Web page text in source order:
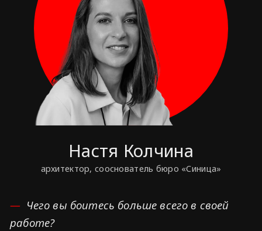
Настя Колчина
архитектор, сооснователь бюро «Синица»
Чего вы боитесь больше всего в своей
работе?